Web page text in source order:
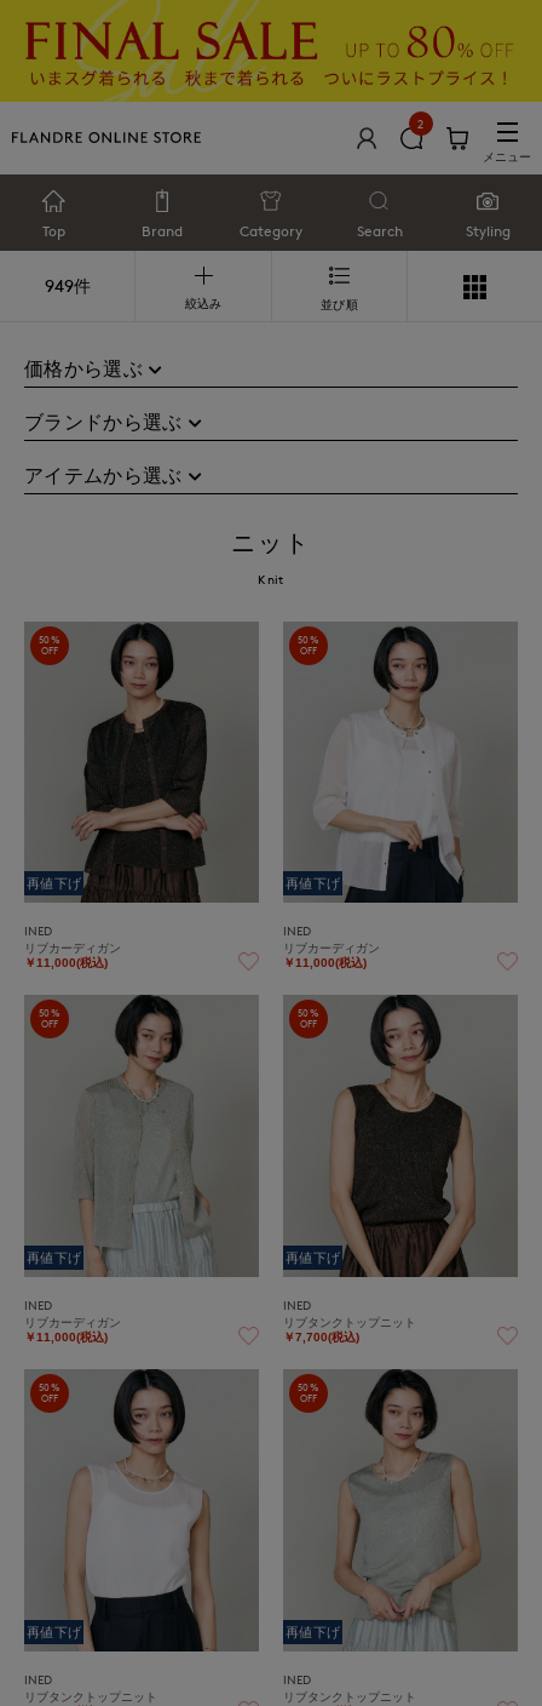
2
メニュー
Top Brand Category Search Styling
949件
絞込み 並び順
価格から選ぶ
ブランドから選ぶ
アイテムから選ぶ
ニット
Knit
50%
OFF
再値下げ
INED
リブカーディガン
￥11,000(税込)
50%
OFF
再値下げ
INED
リブカーディガン
￥11,000(税込)
50%
OFF
再値下げ
INED
リブカーディガン
￥11,000(税込)
50%
OFF
再値下げ
INED
リブタンクトップニット
￥7,700(税込)
50%
OFF
再値下げ
INED
リブタンクトップニット
50%
OFF
再値下げ
INED
リブタンクトップニット